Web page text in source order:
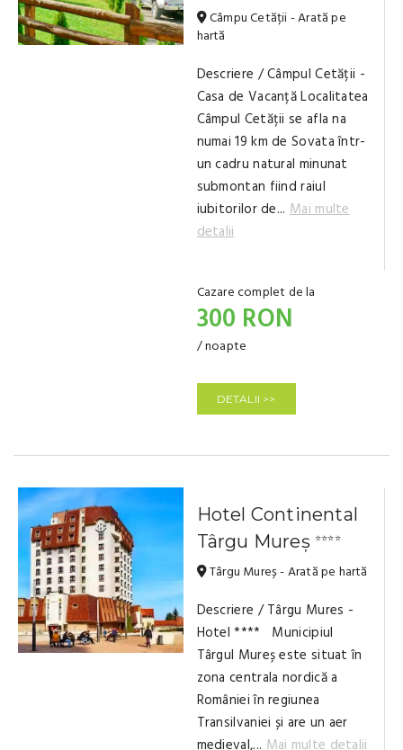
Câmpu Cetății - Arată pe
hartă
Descriere / Câmpul Cetății -
Casa de Vacanță Localitatea
Câmpul Cetății se afla na
numai 19 km de Sovata într-
un cadru natural minunat
submontan fiind raiul
iubitorilor de... Mai multe
detalii
Cazare complet de la
300 RON
/ noapte
DETALII >>
Hotel Continental
Târgu Mureș ⭐⭐⭐⭐
Târgu Mureș - Arată pe hartă
Descriere / Târgu Mures -
Hotel **** Municipiul
Târgul Mureș este situat în
zona centrala nordică a
României în regiunea
Transilvaniei și are un aer
medieval,...Mai multe detalii